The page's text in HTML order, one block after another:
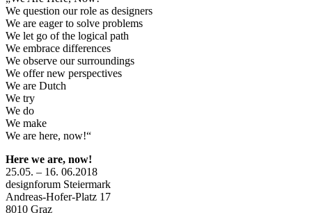
We question our role as designers
We are eager to solve problems
We let go of the logical path
We embrace differences
We observe our surroundings
We offer new perspectives
We are Dutch
We try
We do
We make
We are here, now!“
Here we are, now!
25.05. – 16. 06.2018
designforum Steiermark
Andreas-Hofer-Platz 17
8010 Graz